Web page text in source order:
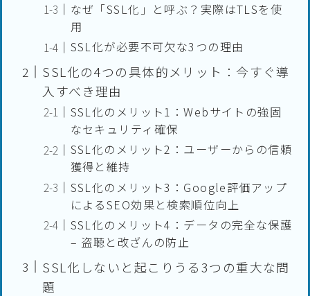
なぜ「SSL化」と呼ぶ？実際はTLSを使
用
SSL化が必要不可欠な3つの理由
SSL化の4つの具体的メリット：今すぐ導
入すべき理由
SSL化のメリット1：Webサイトの強固
なセキュリティ確保
SSL化のメリット2：ユーザーからの信頼
獲得と維持
SSL化のメリット3：Google評価アップ
によるSEO効果と検索順位向上
SSL化のメリット4：データの完全な保護
– 盗聴と改ざんの防止
SSL化しないと起こりうる3つの重大な問
題